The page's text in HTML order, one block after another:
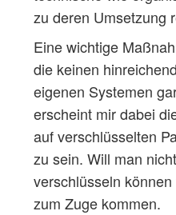
zu deren Umsetzung
Eine wichtige
die keinen
eigenen Systemen
erscheint mir dabei
auf verschlüsselten
zu sein. Will man
verschlüsseln
zum Zuge kommen.